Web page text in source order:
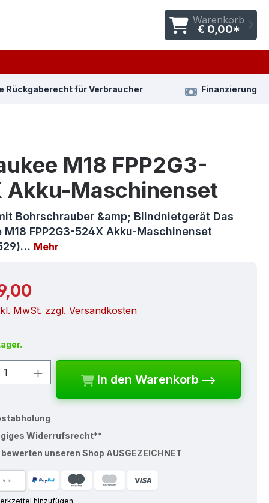
Warenkorb
€ 0,00*
Rückgaberecht für Verbraucher Finanzierung
M18 FPP2G3-
Akku-Maschinenset
Bohrschrauber &amp; Blindnietgerät Das
M18 FPP2G3-524X Akku-Maschinenset
Mehr
Preis:
MwSt. zzgl. Versandkosten
Anzahl: Gib den gewünschten
In den Warenkorb
Widerrufsrecht**
bewerten unseren Shop AUSGEZEICHNET
hinzufügen